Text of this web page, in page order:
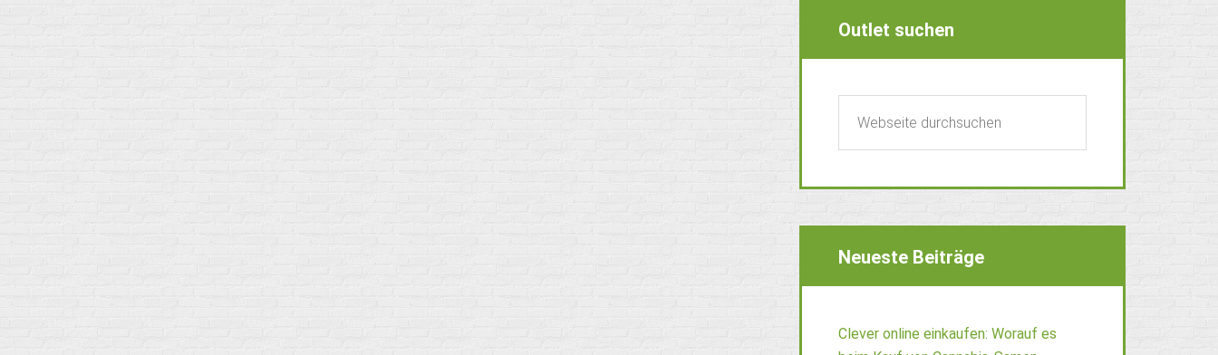
Outlet suchen
Neueste Beiträge
Clever online einkaufen: Worauf es